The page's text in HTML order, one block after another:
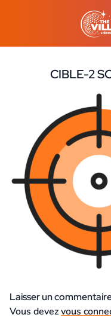
CIBLE-2
Laisser un
Vous devezvous